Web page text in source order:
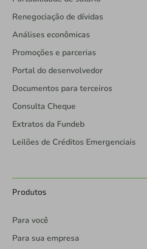
Renegociação de dívidas
Análises econômicas
Promoções e parcerias
Portal do desenvolvedor
Documentos para terceiros
Consulta Cheque
Extratos da Fundeb
Leilões de Créditos Emergenciais
Produtos
Para você
Para sua empresa